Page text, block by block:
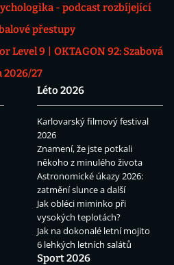
- podcast rozbíjející
přestupy
Level 9
OKTAGON 92: Szabová
2026/27
Léto 2026
Karlovarský filmový festival
2026
Znamení, že jste potkali
někoho z minulého života
Astronomické úkazy 2026:
zatmění slunce a další
Jak obléci miminko při
vysokých teplotách?
Jak na dokonalé letní mojito
6 lehkých letních salátů
Sport 2026